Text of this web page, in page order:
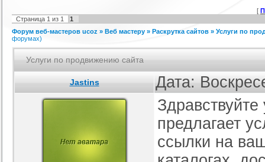
на движке
Категория :Ucoz
Сборник лучших шаблонов
[
Страница 1 из 1
1
Форум веб-мастеров ucoz » Веб мастеру » Раскрутка сайтов » Услуги по
форумах)
Услуги по продвижению сайта
Jastins Дата:
предлагает
ссылки на